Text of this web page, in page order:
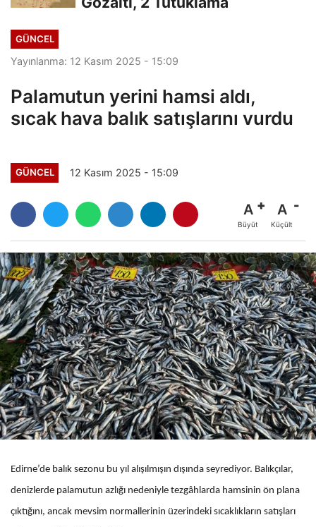
GÜNCEL
Yayınlanma: 12 Kasım 2025 - 15:09
Palamutun yerini hamsi aldı,
sıcak hava balık satışlarını vurdu
GÜNCEL 12 Kasım 2025 - 15:09
A
Büyüt
A
Küçült
Edirne’de balık sezonu bu yıl alışılmışın dışında seyrediyor. Balıkçılar,
denizlerde palamutun azlığı nedeniyle tezgâhlarda hamsinin ön plana
çıktığını, ancak mevsim normallerinin üzerindeki sıcaklıkların satışları